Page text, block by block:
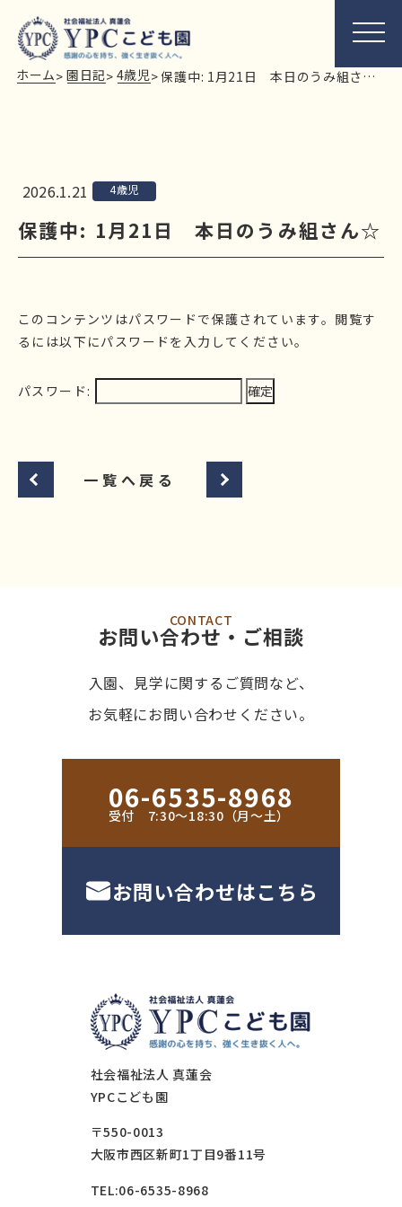
ホーム> 園日記> 4歳児> 保護中: 1月21日 本日のうみ組さん☆
2026.1.21 4歳児
保護中: 1月21日 本日のうみ組さん☆
このコンテンツはパスワードで保護されています。閲覧す
るには以下にパスワードを入力してください。
パスワード:
一覧へ戻る
CONTACT
お問い合わせ・ご相談
入園、見学に関するご質問など、
お気軽にお問い合わせください。
06-6535-8968
受付 7:30〜18:30（月〜土）
お問い合わせはこちら
社会福祉法人 真蓮会
YPCこども園
〒550-0013
大阪市西区新町1丁目9番11号
TEL:06-6535-8968